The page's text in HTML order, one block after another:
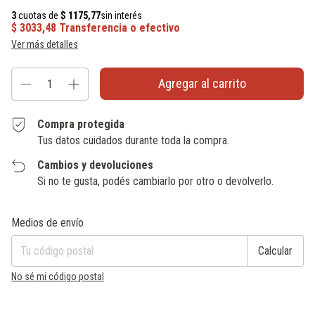
Ver más detalles
Compra protegida
Tus datos cuidados durante toda la compra.
Cambios y devoluciones
Si no te gusta, podés cambiarlo por otro o devolverlo.
Entregas para el CP:
Medios de envío
Calcular
No sé mi código postal